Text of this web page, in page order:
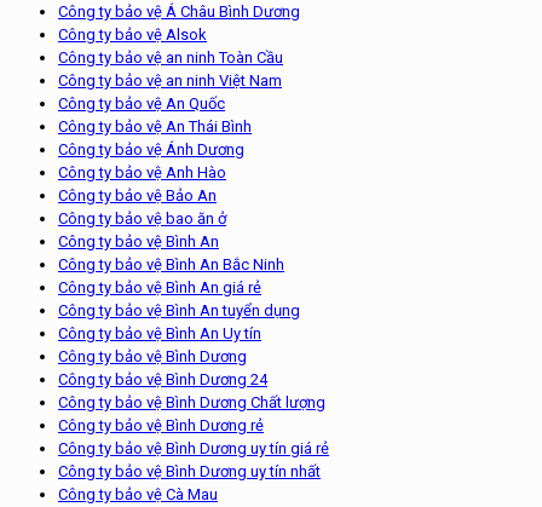
Công ty bảo vệ Á Châu Bình Dương
Công ty bảo vệ Alsok
Công ty bảo vệ an ninh Toàn Cầu
Công ty bảo vệ an ninh Việt Nam
Công ty bảo vệ An Quốc
Công ty bảo vệ An Thái Bình
Công ty bảo vệ Ánh Dương
Công ty bảo vệ Anh Hào
Công ty bảo vệ Bảo An
Công ty bảo vệ bao ăn ở
Công ty bảo vệ Bình An
Công ty bảo vệ Bình An Bắc Ninh
Công ty bảo vệ Bình An giá rẻ
Công ty bảo vệ Bình An tuyển dụng
Công ty bảo vệ Bình An Uy tín
Công ty bảo vệ Bình Dương
Công ty bảo vệ Bình Dương 24
Công ty bảo vệ Bình Dương Chất lượng
Công ty bảo vệ Bình Dương rẻ
Công ty bảo vệ Bình Dương uy tín giá rẻ
Công ty bảo vệ Bình Dương uy tín nhất
Công ty bảo vệ Cà Mau